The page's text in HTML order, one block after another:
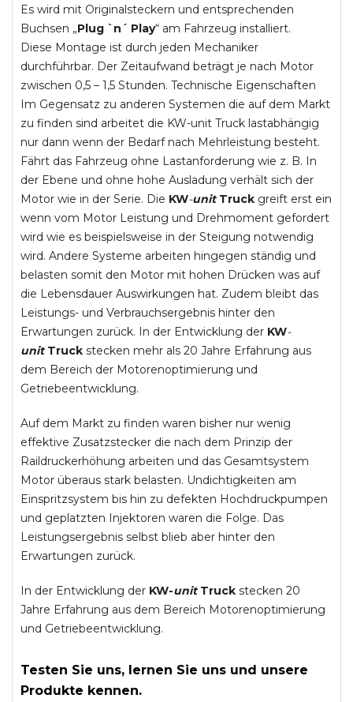
Es wird mit Originalsteckern und entsprechenden
Buchsen „Plug `n´ Play“ am Fahrzeug installiert.
Diese Montage ist durch jeden Mechaniker
durchführbar. Der Zeitaufwand beträgt je nach Motor
zwischen 0,5 – 1,5 Stunden. Technische Eigenschaften
Im Gegensatz zu anderen Systemen die auf dem Markt
zu finden sind arbeitet die KW-unit Truck lastabhängig
nur dann wenn der Bedarf nach Mehrleistung besteht.
Fährt das Fahrzeug ohne Lastanforderung wie z. B. In
der Ebene und ohne hohe Ausladung verhält sich der
Motor wie in der Serie. Die KW-unit Truck greift erst ein
wenn vom Motor Leistung und Drehmoment gefordert
wird wie es beispielsweise in der Steigung notwendig
wird. Andere Systeme arbeiten hingegen ständig und
belasten somit den Motor mit hohen Drücken was auf
die Lebensdauer Auswirkungen hat. Zudem bleibt das
Leistungs- und Verbrauchsergebnis hinter den
Erwartungen zurück. In der Entwicklung der KW-
unit Truck stecken mehr als 20 Jahre Erfahrung aus
dem Bereich der Motorenoptimierung und
Getriebeentwicklung.
Auf dem Markt zu finden waren bisher nur wenig
effektive Zusatzstecker die nach dem Prinzip der
Raildruckerhöhung arbeiten und das Gesamtsystem
Motor überaus stark belasten. Undichtigkeiten am
Einspritzsystem bis hin zu defekten Hochdruckpumpen
und geplatzten Injektoren waren die Folge. Das
Leistungsergebnis selbst blieb aber hinter den
Erwartungen zurück.
In der Entwicklung der KW-unitTruck stecken 20
Jahre Erfahrung aus dem Bereich Motorenoptimierung
und Getriebeentwicklung.
Testen Sie uns, lernen Sie uns und unsere
Produkte kennen.